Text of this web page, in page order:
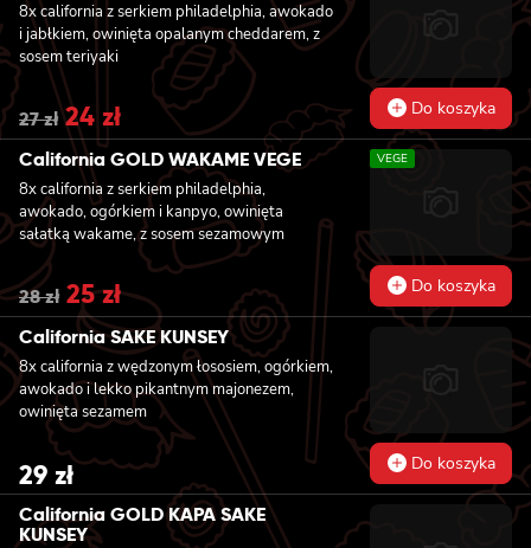
8x california z serkiem philadelphia, awokado
i jabłkiem, owinięta opalanym cheddarem, z
sosem teriyaki
27zł Original
price
was:
27 zł.
24 zł Current
price
is:
24 zł.
Do koszyka
California GOLD WAKAME VEGE
8x california z serkiem philadelphia,
awokado, ogórkiem i kanpyo, owinięta
sałatką wakame, z sosem sezamowym
VEGE
28zł Original
price
was:
28 zł.
25złCurrent
price
is:
25 zł.
Do koszyka
California SAKE KUNSEY
8x california z wędzonym łososiem, ogórkiem,
awokado i lekko pikantnym majonezem,
owinięta sezamem
29 zł Do koszyka
California GOLD KAPA SAKE
KUNSEY